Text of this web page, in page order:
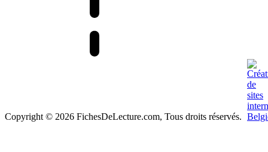
Copyright © 2026 FichesDeLecture.com, Tous droits réservés.